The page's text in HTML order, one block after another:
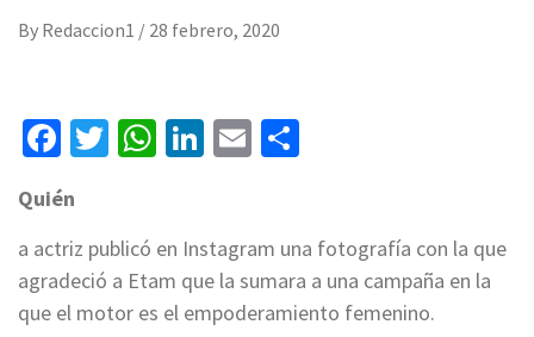
By Redaccion1 / 28 febrero, 2020
Facebook
Twitter
WhatsApp
LinkedIn
Email
Quién
a actriz publicó en Instagram una fotografía con la que
agradeció a Etam que la sumara a una campaña en la
que el motor es el empoderamiento femenino.